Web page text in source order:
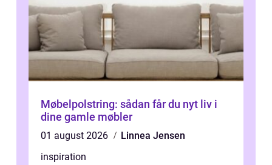
Møbelpolstring: sådan får du nyt liv i
dine gamle møbler
01 august 2026
Linnea Jensen
inspiration